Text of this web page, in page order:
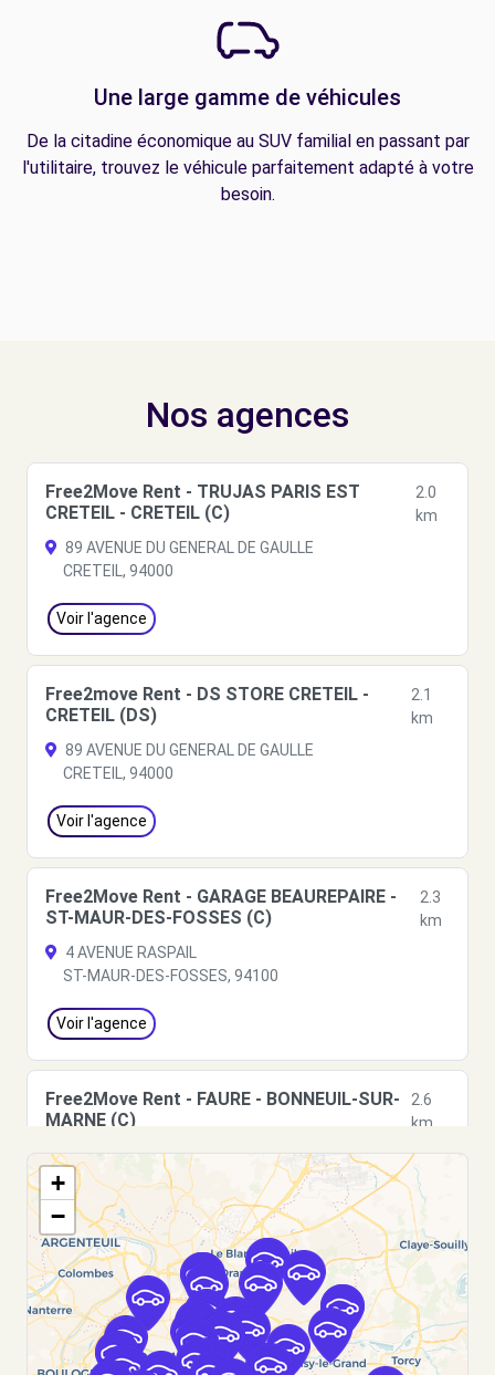
Une large gamme de véhicules
De la citadine économique au SUV familial en passant par
l'utilitaire, trouvez le véhicule parfaitement adapté à votre
besoin.
Nos agences
Free2Move Rent - TRUJAS PARIS EST
CRETEIL - CRETEIL (C)
2.0
km
89 AVENUE DU GENERAL DE GAULLE
CRETEIL, 94000
Voir l'agence
Free2move Rent - DS STORE CRETEIL -
CRETEIL (DS)
2.1
km
89 AVENUE DU GENERAL DE GAULLE
CRETEIL, 94000
Voir l'agence
Free2Move Rent - GARAGE BEAUREPAIRE -
ST-MAUR-DES-FOSSES (C)
2.3
km
4 AVENUE RASPAIL
ST-MAUR-DES-FOSSES, 94100
Voir l'agence
Free2Move Rent - FAURE - BONNEUIL-SUR-
MARNE (C)
2.6
km
AVENUE DU 19 MARS 1962
BONNEUIL-SUR-MARNE, 94380
Voir l'agence
Free2Move Rent - EUROPE AUTO - CHOISY-
LE-ROI (C)
3.4
km
1 RUE DU DOCTEUR ROUX
+
−